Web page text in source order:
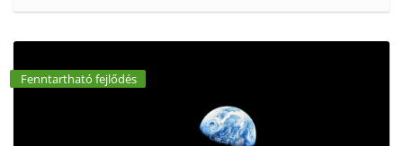
Fenntartható fejlődés